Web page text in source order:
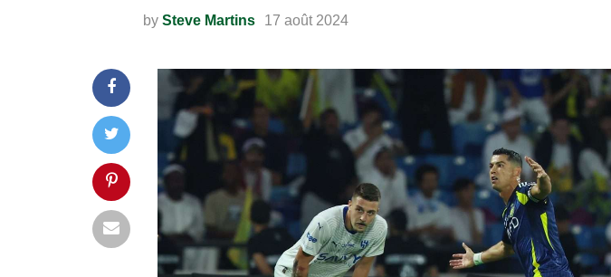
by Steve Martins 17 août 2024